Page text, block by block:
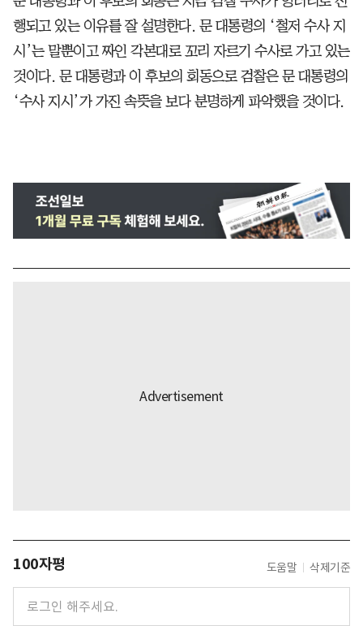
행되고 있는 이유를 잘 설명한다. 문 대통령의 ‘철저 수사 지
시’는 말뿐이고 짜인 각본대로 꼬리 자르기 수사로 가고 있는
것이다. 문 대통령과 이 후보의 회동으로 검찰은 문 대통령의
‘수사 지시’가 가진 속뜻을 보다 분명하게 파악했을 것이다.
100자평 도움말 삭제기준